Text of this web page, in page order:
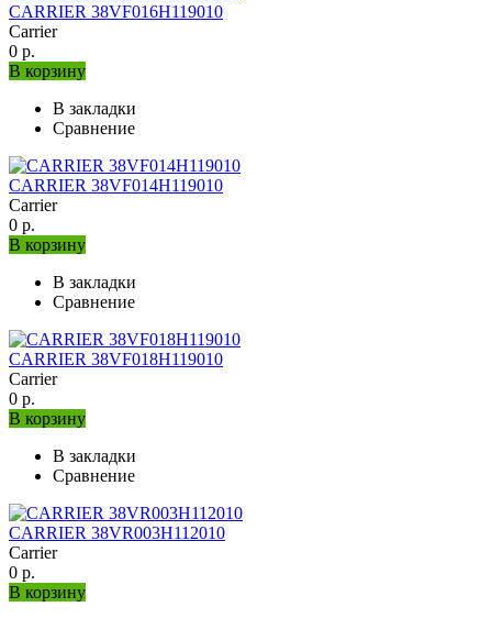
CARRIER 38VF016H119010
Carrier
0 р.
В корзину
В закладки
Сравнение
CARRIER 38VF014H119010
Carrier
0 р.
В корзину
В закладки
Сравнение
CARRIER 38VF018H119010
Carrier
0 р.
В корзину
В закладки
Сравнение
CARRIER 38VR003H112010
Carrier
0 р.
В корзину